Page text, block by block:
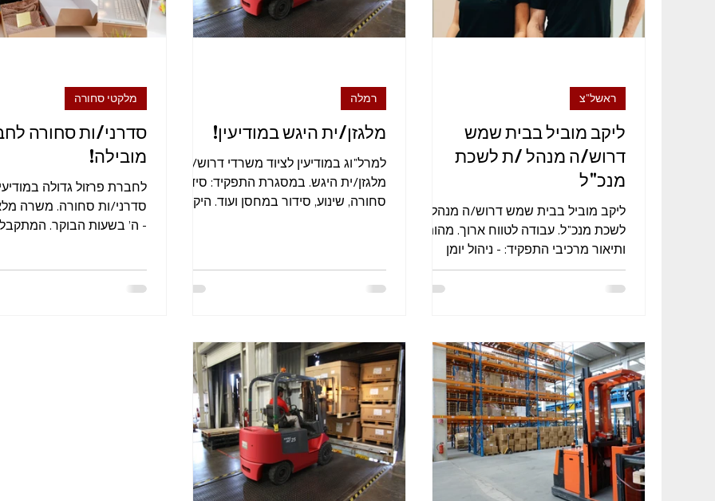
ליקב מוביל בבית שמש
דרוש/ה מנהל /ת לשכת
מנכ"ל
ליקב מוביל בבית שמש דרוש/ה מנהל /ת
לשכת מנכ"ל. עבודה לטווח ארוך. מהות
ותיאור מרכיבי התפקיד: - ניהול יומן
מנכ"ל ומחלקה משפטית - ניהול...
ראשל"צ
מלגזן/ית היגש במודיעין!
למרל"וג במודיעין לציוד משרדי דרוש/ה
מלגזן/ית היגש. במסגרת התפקיד: סידור
סחורה, שינוע, סידור במחסן ועוד. היקף
רמלה
סדרני/ות סחורה
מובילה!
לחברת פרזול גדולה
סדרני/ות סחורה. משרה
- ה’ בשעות הבוקר.
מלקטי סחורה